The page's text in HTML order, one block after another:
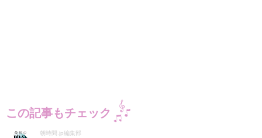
この記事もチェック
朝時間.jp編集部